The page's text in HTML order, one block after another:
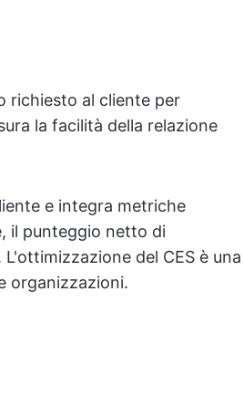
richiesto al cliente per
la facilità della relazione
e integra metriche
il punteggio netto di
del CES è una
organizzazioni.